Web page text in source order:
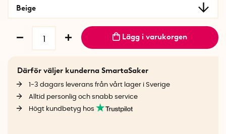
Beige
Lägg i varukorgen
Därför väljer kunderna SmartaSaker
1-3 dagars leverans från vårt lager i Sverige
Alltid personlig och snabb service
Högt kundbetyg hos